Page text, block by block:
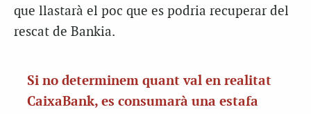
que llastarà el poc que es podria recuperar del
rescat de Bankia.
Si no determinem quant val en realitat
CaixaBank, es consumarà una estafa